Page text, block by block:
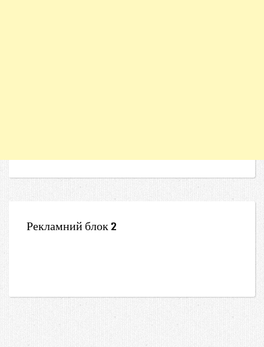
Рекламний блок 2